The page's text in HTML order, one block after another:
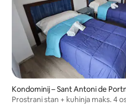
Kondominij – Sant Antoni de
Prostrani stan + kuhinja maks. 4